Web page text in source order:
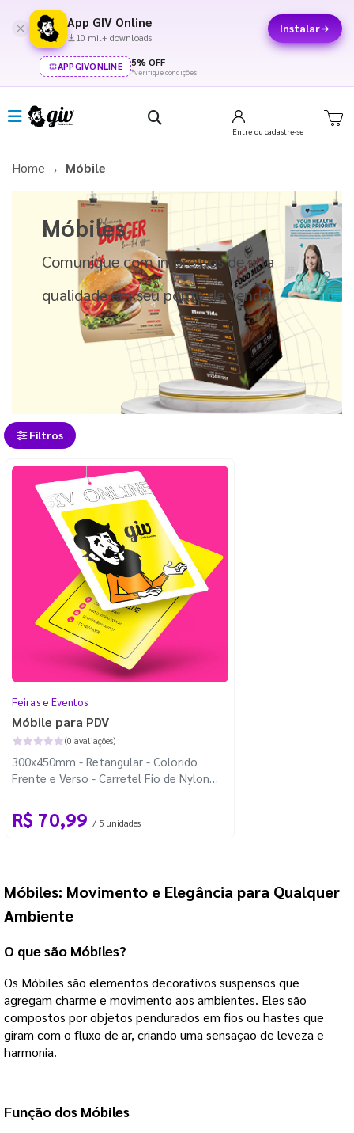
App GIV Online
10 mil+ downloads
Instalar
APPGIVONLINE 5% OFF
*verifique condições
Entre ou cadastre-se
Home Móbile
Móbiles
Comunique com impressos de alta
qualidade em seu ponto de venda!
Filtros
Feiras e Eventos
Móbile para PDV
(0 avaliações)
300x450mm - Retangular - Colorido
Frente e Verso - Carretel Fio de Nylon
R$ 70,99 / 5 unidades
Móbiles: Movimento e Elegância para Qualquer
Ambiente
O que são Móbiles?
Os Móbiles são elementos decorativos suspensos que
agregam charme e movimento aos ambientes. Eles são
compostos por objetos pendurados em fios ou hastes que
giram com o fluxo de ar, criando uma sensação de leveza e
harmonia.
Função dos Móbiles